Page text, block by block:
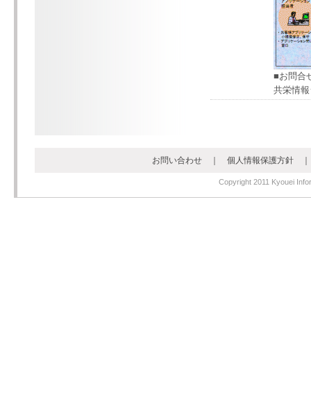
■お問合
共栄情
お問い合わせ｜ 個人情報保護方針
Copyright 2011 Kyouei